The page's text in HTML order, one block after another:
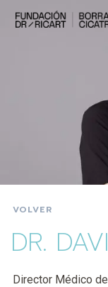
VOLVER
DR.
Director Médico